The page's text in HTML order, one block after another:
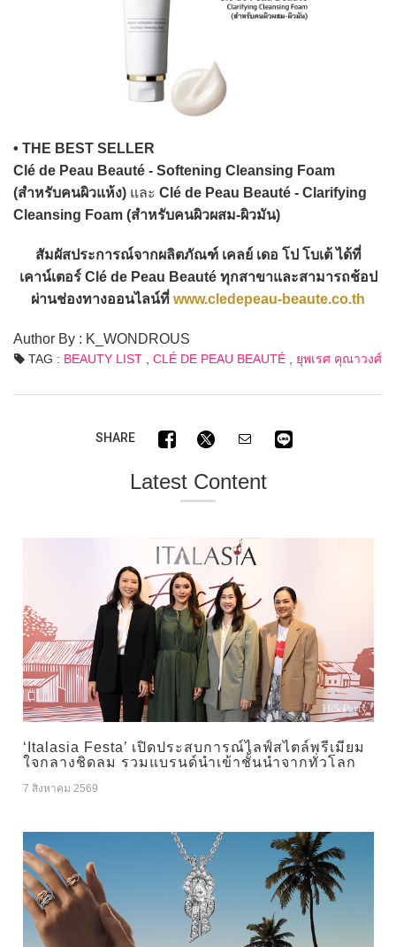
• THE BEST SELLER
Clé de Peau Beauté - Softening Cleansing Foam
(สำหรับคนผิวแห้ง) และ Clé de Peau Beauté - Clarifying
Cleansing Foam (สำหรับคนผิวผสม-ผิวมัน)
สัมผัสประการณ์จากผลิตภัณฑ์ เคลย์ เดอ โป โบเต้ ได้ที่
เคาน์เตอร์ Clé de Peau Beauté ทุกสาขาและสามารถช้อป
ผ่านช่องทางออนไลน์ที่ www.cledepeau-beaute.co.th
Author By : K_WONDROUS
TAG : BEAUTY LIST CLÉ DE PEAU BEAUTÉ ยุพเรศ คุณาวงศ์
SHARE
Latest Content
‘Italasia Festa’ เปิดประสบการณ์ไลฟ์สไตล์พรีเมียม
ใจกลางชิดลม รวมแบรนด์นำเข้าชั้นนำจากทั่วโลก
7 สิงหาคม 2569